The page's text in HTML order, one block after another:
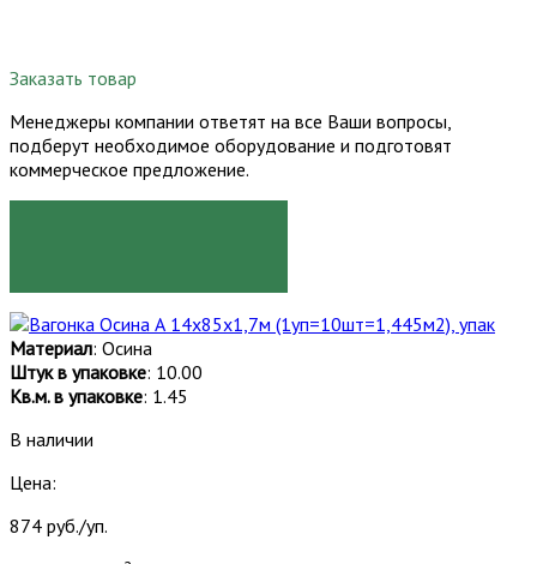
Заказать товар
Менеджеры компании ответят на все Ваши вопросы,
подберут необходимое оборудование и подготовят
коммерческое предложение.
Материал: Осина
Штук в упаковке: 10.00
Кв.м. в упаковке: 1.45
В наличии
Цена:
874 руб./уп.